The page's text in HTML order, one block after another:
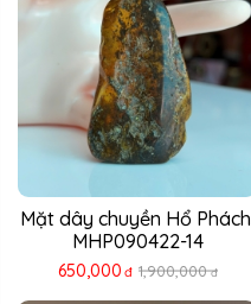
Mặt dây chuyền Hổ Phách
MHP090422-14
650,000 đ 1,900,000 đ